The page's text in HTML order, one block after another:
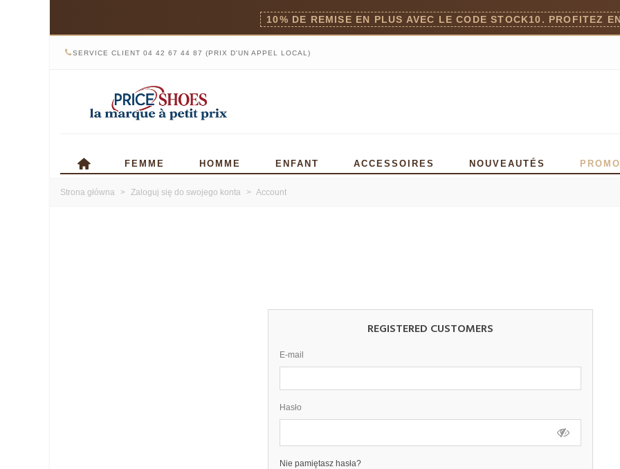
10% DE REMISE EN PLUS AVEC LE CODE STOCK10. PROFITEZ
SERVICE CLIENT 04 42 67 44 87 (PRIX D'UN APPEL LOCAL)
FEMME HOMME ENFANT ACCESSOIRES NOUVEAUTÉS
Strona główna > Zaloguj się do swojego konta > Account
REGISTERED CUSTOMERS
E-mail
Hasło
Nie pamiętasz hasła?